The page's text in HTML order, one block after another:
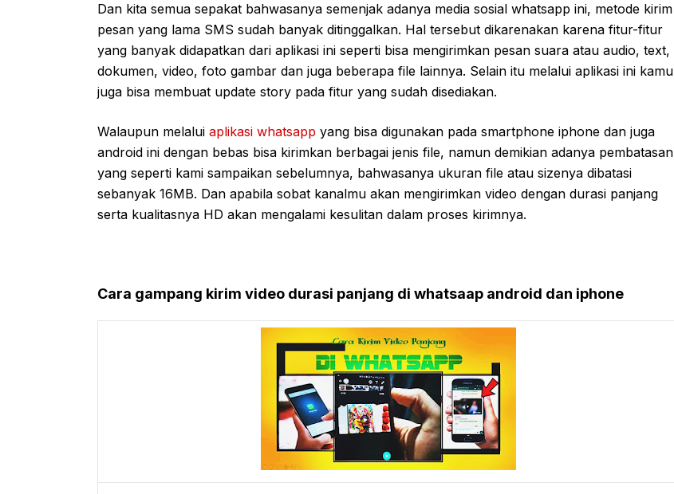
Dan kita semua sepakat bahwasanya semenjak adanya media sosial whatsapp ini, metode kirim
pesan yang lama SMS sudah banyak ditinggalkan. Hal tersebut dikarenakan karena fitur-fitur
yang banyak didapatkan dari aplikasi ini seperti bisa mengirimkan pesan suara atau audio, text,
dokumen, video, foto gambar dan juga beberapa file lainnya. Selain itu melalui aplikasi ini kamu
juga bisa membuat update story pada fitur yang sudah disediakan.
Walaupun melalui aplikasi whatsapp yang bisa digunakan pada smartphone iphone dan juga
android ini dengan bebas bisa kirimkan berbagai jenis file, namun demikian adanya pembatasan
yang seperti kami sampaikan sebelumnya, bahwasanya ukuran file atau sizenya dibatasi
sebanyak 16MB. Dan apabila sobat kanalmu akan mengirimkan video dengan durasi panjang
serta kualitasnya HD akan mengalami kesulitan dalam proses kirimnya.
Cara gampang kirim video durasi panjang di whatsaap android dan iphone